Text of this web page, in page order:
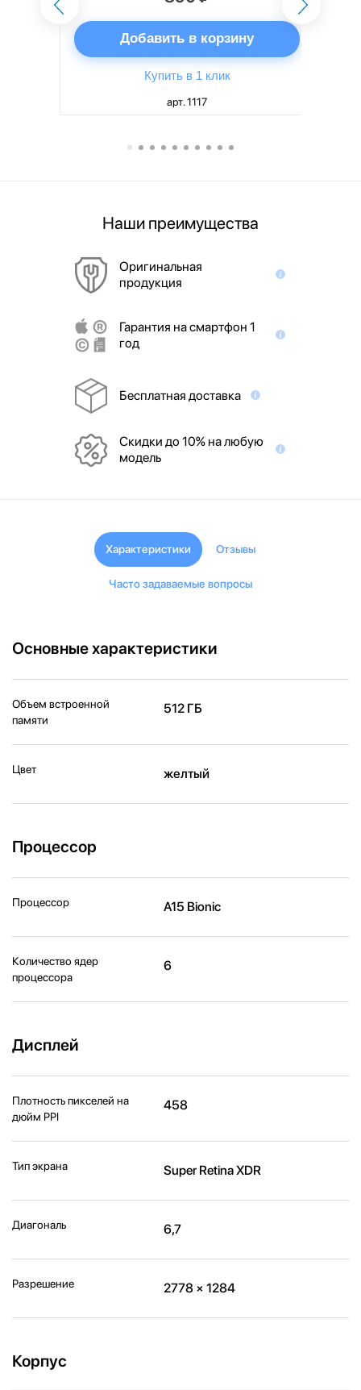
Добавить в корзину
Купить в 1 клик
арт. 1117
Наши преимущества
Оригинальная
продукция
Гарантия на смартфон 1
год
Бесплатная доставка
Скидки до 10% на любую
модель
Характеристики Отзывы
Часто задаваемые вопросы
Основные характеристики
Объем встроенной
памяти
512 ГБ
Цвет желтый
Процессор
Процессор A15 Bionic
Количество ядер
процессора
6
Дисплей
Плотность пикселей на
дюйм PPI
458
Тип экрана Super Retina XDR
Диагональ 6,7
Разрешение 2778 × 1284
Корпус